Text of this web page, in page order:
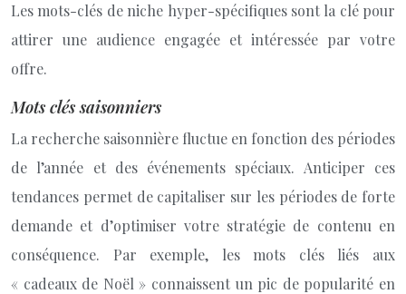
Les mots-clés de niche hyper-spécifiques sont la clé pour
attirer une audience engagée et intéressée par votre
offre.
Mots clés saisonniers
La recherche saisonnière fluctue en fonction des périodes
de l’année et des événements spéciaux. Anticiper ces
tendances permet de capitaliser sur les périodes de forte
demande et d’optimiser votre stratégie de contenu en
conséquence. Par exemple, les mots clés liés aux
« cadeaux de Noël » connaissent un pic de popularité en